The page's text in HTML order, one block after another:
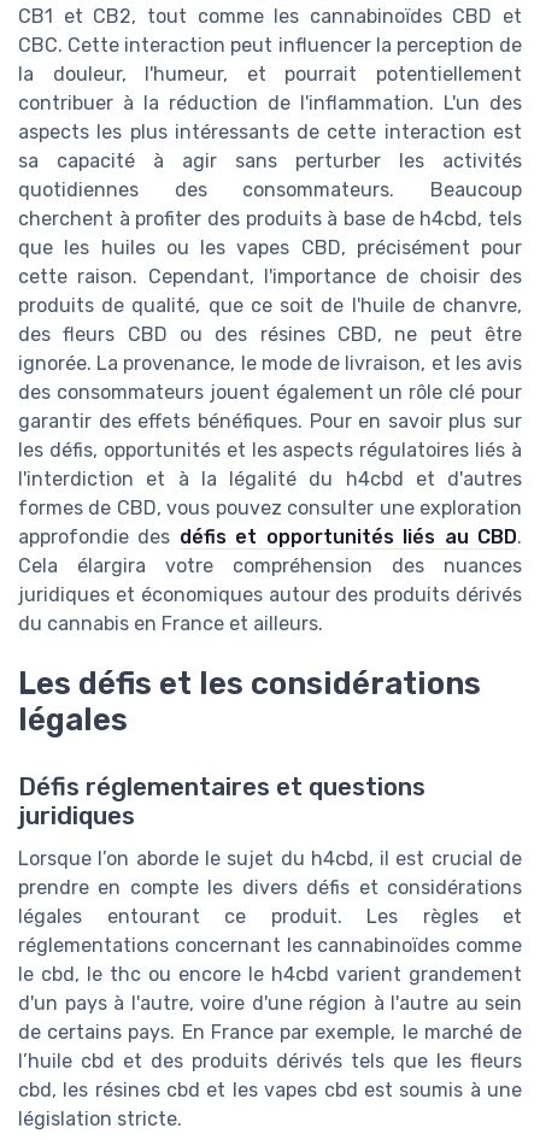
CB1 et CB2, tout comme les cannabinoïdes CBD et
CBC. Cette interaction peut influencer la perception de
la douleur, l'humeur, et pourrait potentiellement
contribuer à la réduction de l'inflammation. L'un des
aspects les plus intéressants de cette interaction est
sa capacité à agir sans perturber les activités
quotidiennes des consommateurs. Beaucoup
cherchent à profiter des produits à base de h4cbd, tels
que les huiles ou les vapes CBD, précisément pour
cette raison. Cependant, l'importance de choisir des
produits de qualité, que ce soit de l'huile de chanvre,
des fleurs CBD ou des résines CBD, ne peut être
ignorée. La provenance, le mode de livraison, et les avis
des consommateurs jouent également un rôle clé pour
garantir des effets bénéfiques. Pour en savoir plus sur
les défis, opportunités et les aspects régulatoires liés à
l'interdiction et à la légalité du h4cbd et d'autres
formes de CBD, vous pouvez consulter une exploration
approfondie des défis et opportunités liés au CBD.
Cela élargira votre compréhension des nuances
juridiques et économiques autour des produits dérivés
du cannabis en France et ailleurs.
Les défis et les considérations
légales
Défis réglementaires et questions
juridiques
Lorsque l’on aborde le sujet du h4cbd, il est crucial de
prendre en compte les divers défis et considérations
légales entourant ce produit. Les règles et
réglementations concernant les cannabinoïdes comme
le cbd, le thc ou encore le h4cbd varient grandement
d'un pays à l'autre, voire d'une région à l'autre au sein
de certains pays. En France par exemple, le marché de
l’huile cbd et des produits dérivés tels que les fleurs
cbd, les résines cbd et les vapes cbd est soumis à une
législation stricte.